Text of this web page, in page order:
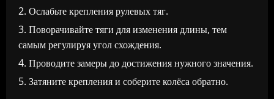
Ослабьте крепления рулевых тяг.
Поворачивайте тяги для изменения длины, тем
самым регулируя угол схождения.
Проводите замеры до достижения нужного значения.
Затяните крепления и соберите колёса обратно.